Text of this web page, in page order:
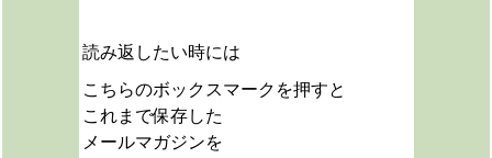
読み返したい時には
こちらのボックスマークを押すと
これまで保存した
メールマガジンを